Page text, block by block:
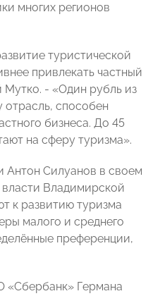
многих регионов
туристической
привлекать частный
Мутко. - «Один рубль из
способен
бизнеса. До 45
на сферу туризма».
Антон Силуанов в своем
Владимирской
к развитию туризма
малого и среднего
преференции,
«Сбербанк» Германа